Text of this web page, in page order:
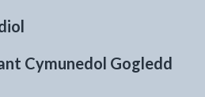
Cymunedol Gogledd